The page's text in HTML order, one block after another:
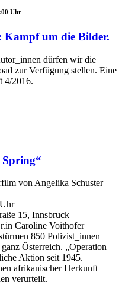
Uhr
um die Bilder.
dürfen wir die
zur Verfügung stellen. Eine
4/2016.
von Angelika Schuster
15, Innsbruck
Caroline Voithofer
850 Polizist_innen
Österreich. „Operation
Aktion seit 1945.
afrikanischer Herkunft
verurteilt.